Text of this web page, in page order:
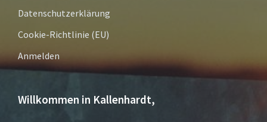
Datenschutzerklärung
Cookie-Richtlinie (EU)
Anmelden
Willkommen in Kallenhardt,